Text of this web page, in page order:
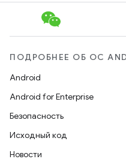
ПОДРОБНЕЕ ОБ ОС
Android
Android for Enterprise
Безопасность
Исходный код
Новости